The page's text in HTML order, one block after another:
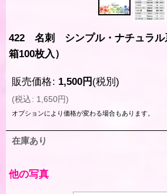
422 名刺 シンプル・ナチュラ
箱100枚入）
販売価格: 1,500円 (税別)
(税込: 1,650円)
オプションにより価格が変わる場合もあります。
在庫あり
他の写真